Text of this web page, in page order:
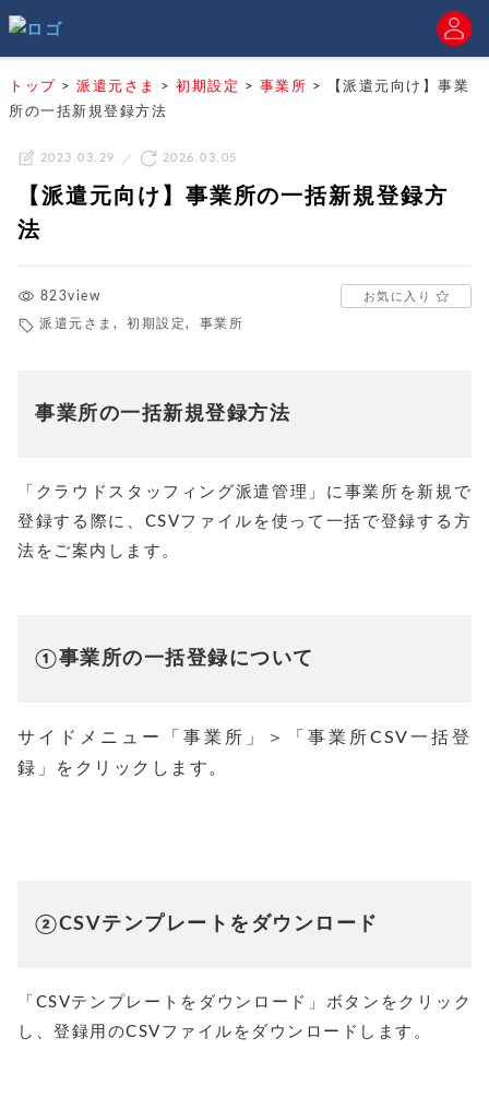
トップ > 派遣元さま > 初期設定 > 事業所 >
【派遣元向け】事業
所の一括新規登録方法
2023.03.29 2026.03.05
【派遣元向け】事業所の一括新規登録方
法
823view
派遣元さま , 初期設定, 事業所
お気に入り
事業所の一括新規登録方法
「クラウドスタッフィング派遣管理」に事業所を新規で
登録する際に、CSVファイルを使って一括で登録する方
法をご案内します。
①事業所の一括登録について
サイドメニュー「事業所」＞「事業所CSV一括登
録」をクリックします。
②CSVテンプレートをダウンロード
「CSVテンプレートをダウンロード」ボタンをクリック
し、登録用のCSVファイルをダウンロードします。